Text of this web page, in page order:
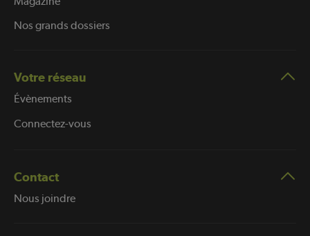
Nos grands dossiers
Votre réseau
Évènements
Connectez-vous
Contact
Nous joindre